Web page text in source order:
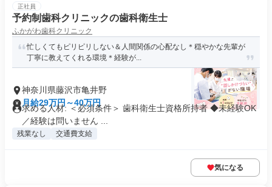
正社員
予約制歯科クリニックの歯科衛生士
ふかがわ歯科クリニック
忙しくてもピリピリしない＆人間関係の心配なし＊穏やかな先輩が
丁寧に教えてくれる環境＊経験が...
神奈川県藤沢市亀井野
月給29万円～40万円
求める人材: ＜必須条件＞ 歯科衛生士資格所持者 ◆未経験OK
／経験は問いません ...
残業なし 交通費支給
気になる